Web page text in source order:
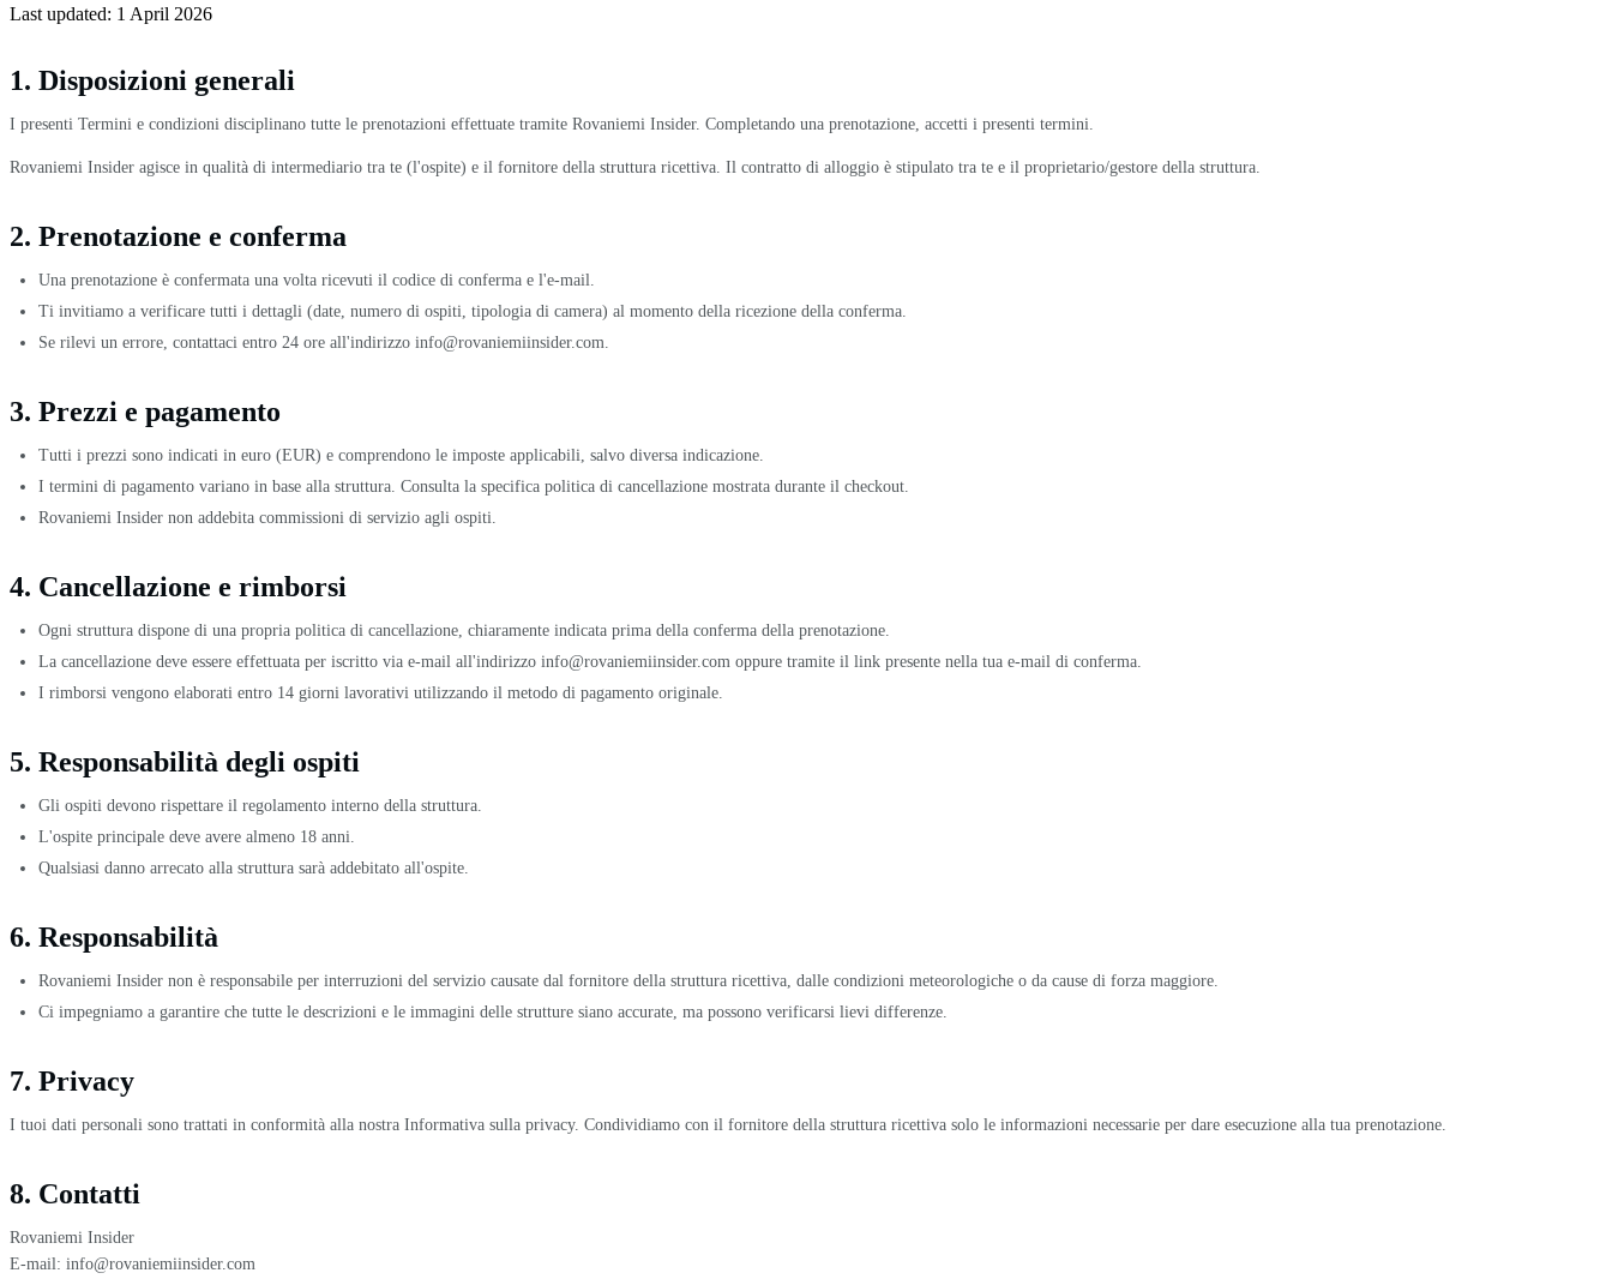
Last updated: 1 April 2026
1. Disposizioni generali
I presenti Termini e condizioni disciplinano tutte le prenotazioni effettuate tramite Rovaniemi Insider. Completando una prenotazione, accetti i presenti termini.
Rovaniemi Insider agisce in qualità di intermediario tra te (l'ospite) e il fornitore della struttura ricettiva. Il contratto di alloggio è stipulato tra te e il proprietario/gestore della struttura.
2. Prenotazione e conferma
Una prenotazione è confermata una volta ricevuti il codice di conferma e l'e-mail.
Ti invitiamo a verificare tutti i dettagli (date, numero di ospiti, tipologia di camera) al momento della ricezione della conferma.
Se rilevi un errore, contattaci entro 24 ore all'indirizzo info@rovaniemiinsider.com.
3. Prezzi e pagamento
Tutti i prezzi sono indicati in euro (EUR) e comprendono le imposte applicabili, salvo diversa indicazione.
I termini di pagamento variano in base alla struttura. Consulta la specifica politica di cancellazione mostrata durante il checkout.
Rovaniemi Insider non addebita commissioni di servizio agli ospiti.
4. Cancellazione e rimborsi
Ogni struttura dispone di una propria politica di cancellazione, chiaramente indicata prima della conferma della prenotazione.
La cancellazione deve essere effettuata per iscritto via e-mail all'indirizzo info@rovaniemiinsider.com oppure tramite il link presente nella tua e-mail di conferma.
I rimborsi vengono elaborati entro 14 giorni lavorativi utilizzando il metodo di pagamento originale.
5. Responsabilità degli ospiti
Gli ospiti devono rispettare il regolamento interno della struttura.
L'ospite principale deve avere almeno 18 anni.
Qualsiasi danno arrecato alla struttura sarà addebitato all'ospite.
6. Responsabilità
Rovaniemi Insider non è responsabile per interruzioni del servizio causate dal fornitore della struttura ricettiva, dalle condizioni meteorologiche o da cause di forza maggiore.
Ci impegniamo a garantire che tutte le descrizioni e le immagini delle strutture siano accurate, ma possono verificarsi lievi differenze.
7. Privacy
I tuoi dati personali sono trattati in conformità alla nostra Informativa sulla privacy. Condividiamo con il fornitore della struttura ricettiva solo le informazioni necessarie per dare esecuzione alla tua prenotazione.
8. Contatti
Rovaniemi Insider
E-mail: info@rovaniemiinsider.com